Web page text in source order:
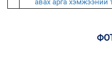
авах арга хэмжээний